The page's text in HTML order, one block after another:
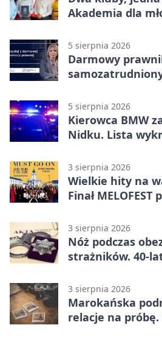
Akademia dla
5 sierpnia 2026
Darmowy
5 sierpnia 2026
Kierowca BMW
Nidku. Lista
3 sierpnia 2026
Wielkie hity na
Finał MELOFEST
3 sierpnia 2026
Nóż podczas
strażników. 40-
3 sierpnia 2026
Marokańska
relacje na